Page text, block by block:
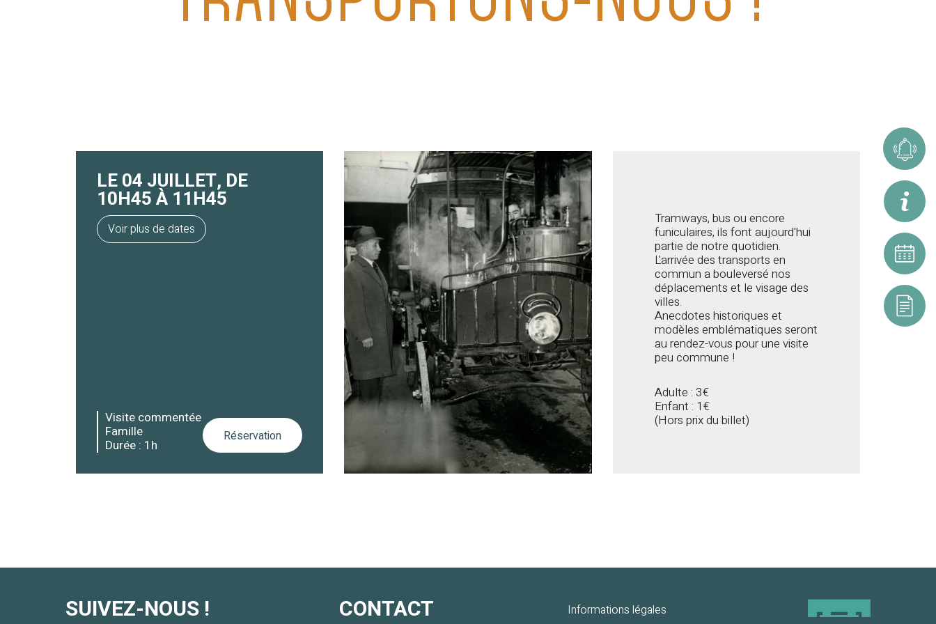
Alerte
LE 04 JUILLET, DE
10H45 À 11H45
Voir plus de dates
Visite commentée
Famille
Durée : 1h
Réservation
Tramways, bus ou encore
funiculaires, ils font aujourd'hui
partie de notre quotidien.
L'arrivée des transports en
commun a bouleversé nos
déplacements et le visage des
villes.
Anecdotes historiques et
modèles emblématiques seront
au rendez-vous pour une visite
peu commune !
Adulte : 3€
Enfant : 1€
(Hors prix du billet)
SUIVEZ-NOUS ! CONTACT Informations légales